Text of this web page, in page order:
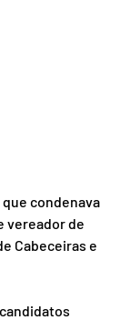
condenava
vereador de
Cabeceiras e